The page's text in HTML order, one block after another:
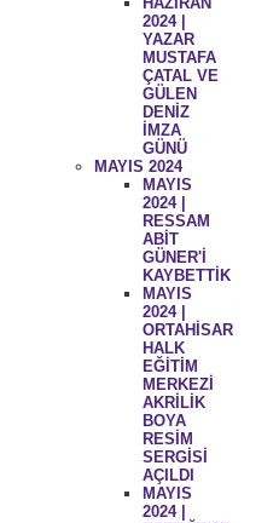
2024 |
YAZAR
MUSTAFA
ÇATAL VE
GÜLEN
DENİZ
İMZA
GÜNÜ
MAYIS 2024
MAYIS
2024 |
RESSAM
ABİT
GÜNER'İ
KAYBETTİK
MAYIS
2024 |
ORTAHİSAR
HALK
EĞİTİM
MERKEZİ
AKRİLİK
BOYA
RESİM
SERGİSİ
AÇILDI
MAYIS
2024 |